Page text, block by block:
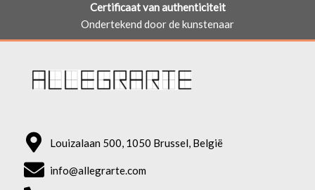
Certificaat van authenticiteit
Ondertekend door de kunstenaar
Louizalaan 500, 1050 Brussel, België
info@allegrarte.com